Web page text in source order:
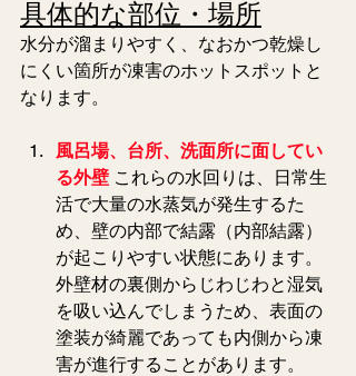
具体的な部位・場所
水分が溜まりやすく、なおかつ乾燥し
にくい箇所が凍害のホットスポットと
なります。
風呂場、台所、洗面所に面してい
る外壁 これらの水回りは、日常生
活で大量の水蒸気が発生するた
め、壁の内部で結露（内部結露）
が起こりやすい状態にあります。
外壁材の裏側からじわじわと湿気
を吸い込んでしまうため、表面の
塗装が綺麗であっても内側から凍
害が進行することがあります。